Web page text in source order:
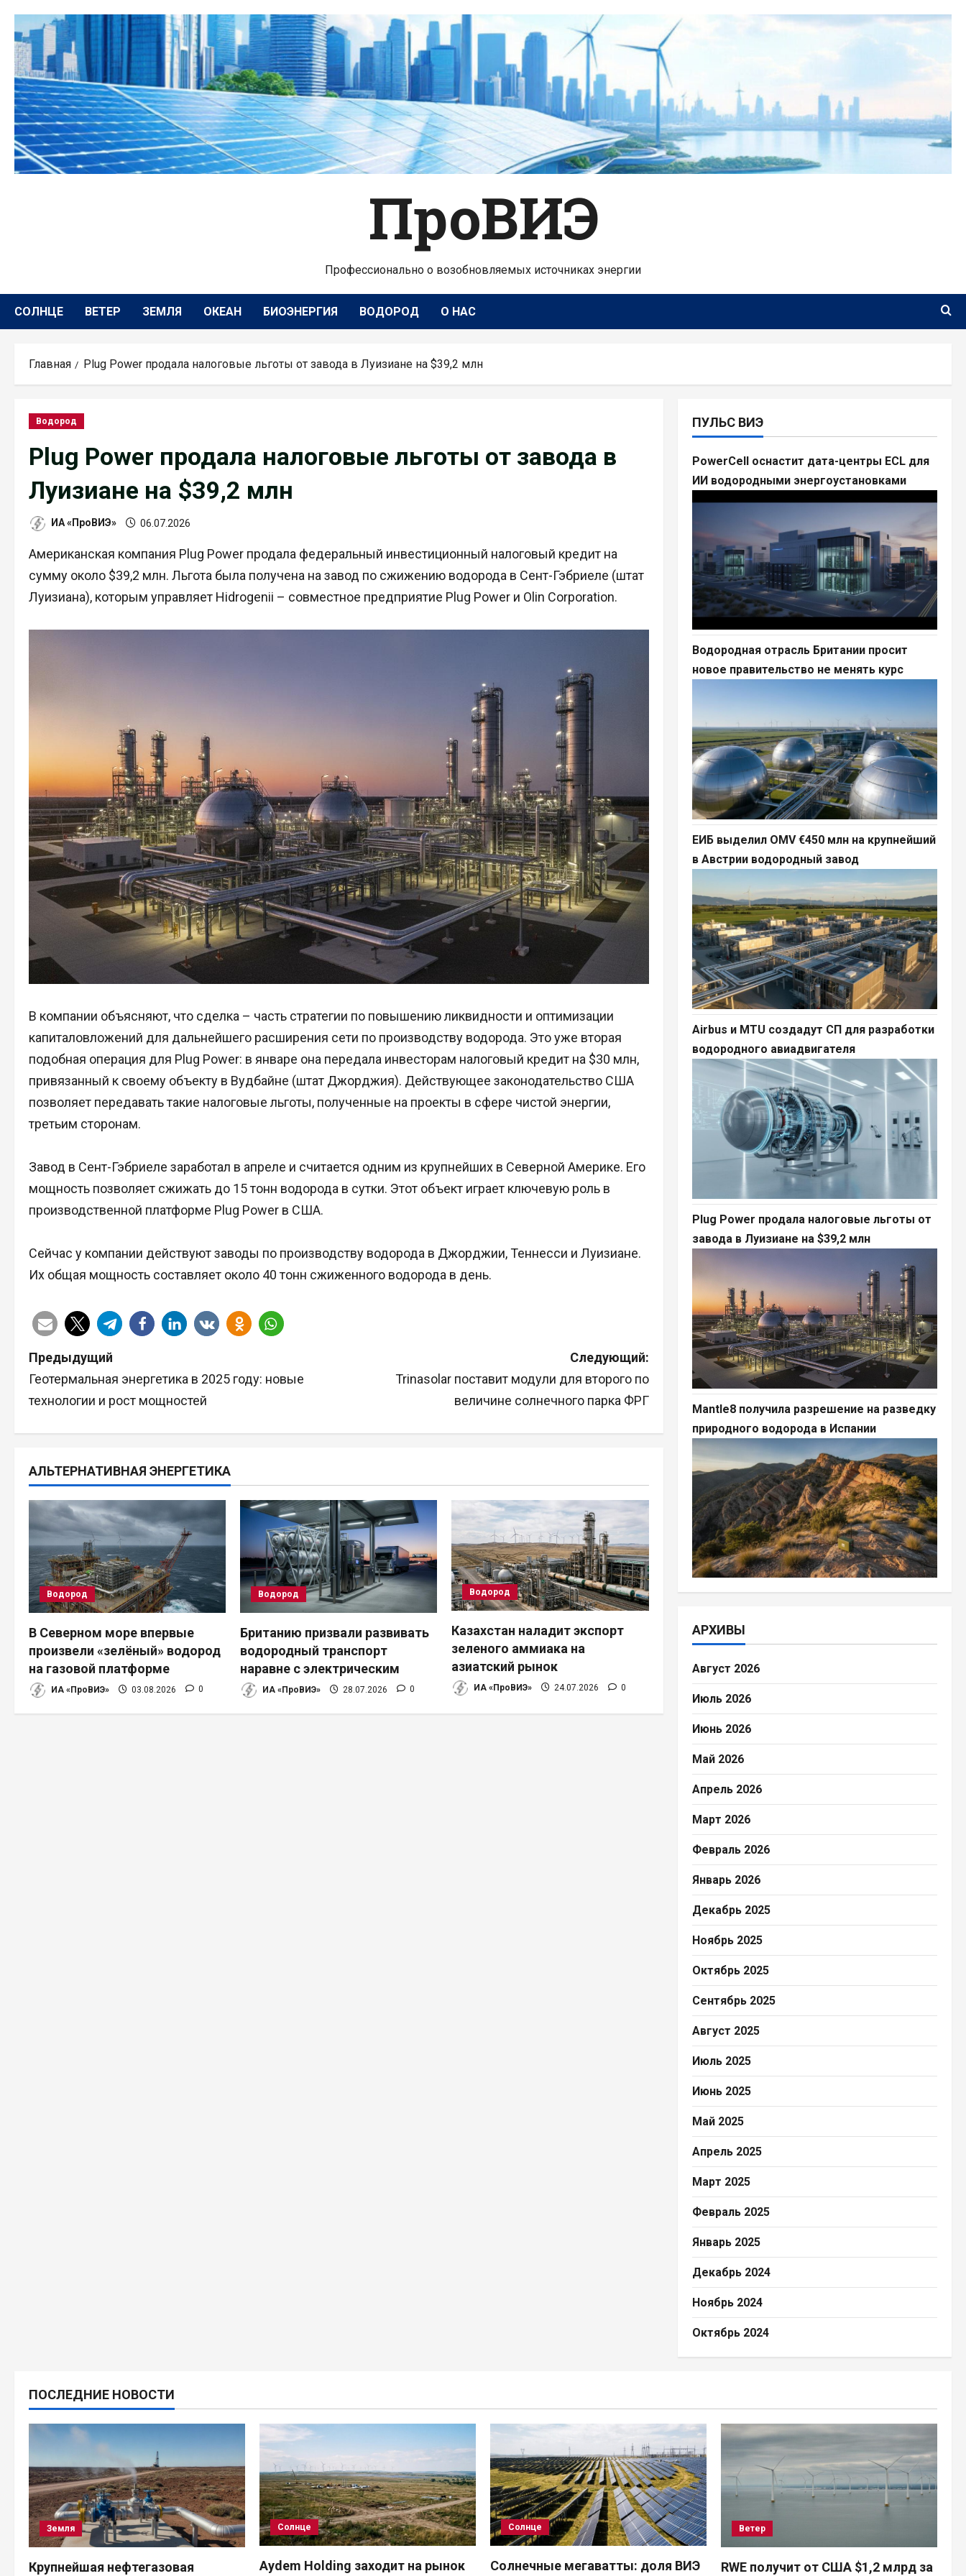
содержимому
ПроВИЭ
Профессионально о возобновляемых источниках энергии
СОЛНЦЕ ВЕТЕР ЗЕМЛЯ ОКЕАН БИОЭНЕРГИЯ ВОДОРОД О НАС
Главная Plug Power продала налоговые льготы от завода в Луизиане на $39,2 млн
Водород
Plug Power продала налоговые льготы от завода в
Луизиане на $39,2 млн
ИА «ПроВИЭ» 06.07.2026
Американская компания Plug Power продала федеральный инвестиционный налоговый кредит на
сумму около $39,2 млн. Льгота была получена на завод по сжижению водорода в Сент-Гэбриеле (штат
Луизиана), которым управляет Hidrogenii – совместное предприятие Plug Power и Olin Corporation.
В компании объясняют, что сделка – часть стратегии по повышению ликвидности и оптимизации
капиталовложений для дальнейшего расширения сети по производству водорода. Это уже вторая
подобная операция для Plug Power: в январе она передала инвесторам налоговый кредит на $30 млн,
привязанный к своему объекту в Вудбайне (штат Джорджия). Действующее законодательство США
позволяет передавать такие налоговые льготы, полученные на проекты в сфере чистой энергии,
третьим сторонам.
Завод в Сент-Гэбриеле заработал в апреле и считается одним из крупнейших в Северной Америке. Его
мощность позволяет сжижать до 15 тонн водорода в сутки. Этот объект играет ключевую роль в
производственной платформе Plug Power в США.
Сейчас у компании действуют заводы по производству водорода в Джорджии, Теннесси и Луизиане.
Их общая мощность составляет около 40 тонн сжиженного водорода в день.
Н
а
г
а
ц
и
я
п
о
з
Предыдущий
Геотермальная энергетика в 2025 году: новые
технологии и рост мощностей
Следующий:
Trinasolar поставит модули для второго по
величине солнечного парка ФРГ
АЛЬТЕРНАТИВНАЯ ЭНЕРГЕТИКА
Водород
В Северном море впервые
произвели «зелёный» водород
на газовой платформе
ИА «ПроВИЭ» 03.08.2026 0
Водород
Британию призвали развивать
водородный транспорт
наравне с электрическим
ИА «ПроВИЭ» 28.07.2026 0
Водород
Казахстан наладит экспорт
зеленого аммиака на
азиатский рынок
ИА «ПроВИЭ» 24.07.2026 0
ПУЛЬС ВИЭ
PowerCell оснастит дата-центры ECL для
ИИ водородными энергоустановками
Водородная отрасль Британии просит
новое правительство не менять курс
ЕИБ выделил OMV €450 млн на крупнейший
в Австрии водородный завод
Airbus и MTU создадут СП для разработки
водородного авиадвигателя
Plug Power продала налоговые льготы от
завода в Луизиане на $39,2 млн
Mantle8 получила разрешение на разведку
природного водорода в Испании
АРХИВЫ
Август 2026
Июль 2026
Июнь 2026
Май 2026
Апрель 2026
Март 2026
Февраль 2026
Январь 2026
Декабрь 2025
Ноябрь 2025
Октябрь 2025
Сентябрь 2025
Август 2025
Июль 2025
Июнь 2025
Май 2025
Апрель 2025
Март 2025
Февраль 2025
Январь 2025
Декабрь 2024
Ноябрь 2024
Октябрь 2024
ПОСЛЕДНИЕ НОВОСТИ
Земля
Крупнейшая нефтегазовая
Солнце
Aydem Holding заходит на рынок
Солнце
Солнечные мегаватты: доля ВИЭ
Ветер
RWE получит от США $1,2 млрд за